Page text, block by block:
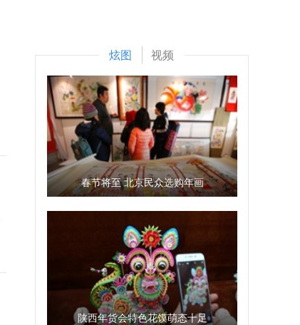
炫图 视频
春节将至 北京民众选购年画
陕西年货会特色花馍萌态十足